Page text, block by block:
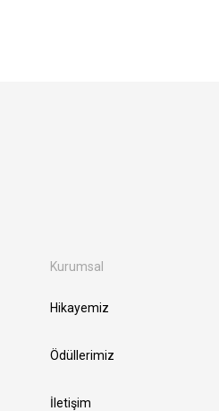
Kurumsal
Hikayemiz
Ödüllerimiz
İletişim